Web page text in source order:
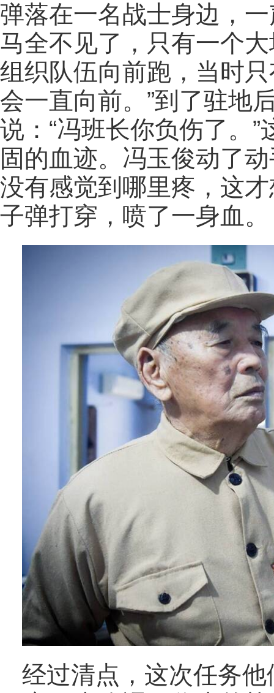
弹落在一名战士身边，
马全不见了，只有一个
组织队伍向前跑，当时
会一直向前。”到了驻地
说：“冯班长你负伤了。
固的血迹。冯玉俊动了
没有感觉到哪里疼，这
子弹打穿，喷了一身血。
经过清点，这次任务